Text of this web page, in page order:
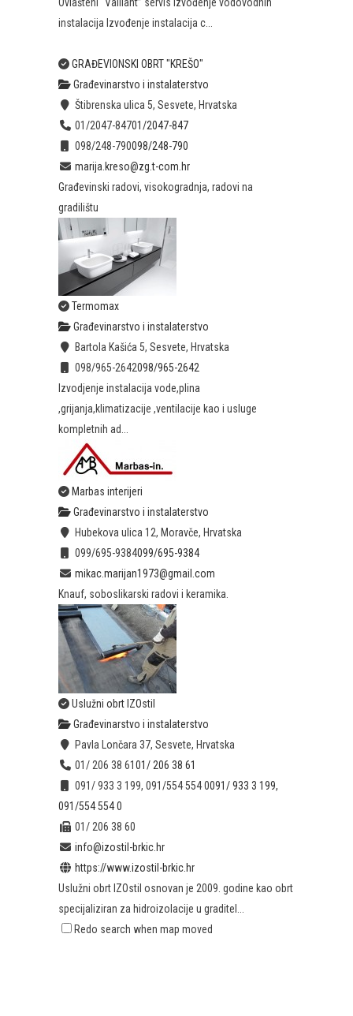
Ovlašteni “Vaillant” servis Izvođenje vodovodnih
instalacija Izvođenje instalacija c...
GRAĐEVIONSKI OBRT "KREŠO"
Građevinarstvo i instalaterstvo
Štibrenska ulica 5, Sesvete, Hrvatska
01/2047-84701/2047-847
098/248-790098/248-790
marija.kreso@zg.t-com.hr
Građevinski radovi, visokogradnja, radovi na
gradilištu
Termomax
Građevinarstvo i instalaterstvo
Bartola Kašića 5, Sesvete, Hrvatska
098/965-2642098/965-2642
Izvodjenje instalacija vode,plina
,grijanja,klimatizacije ,ventilacije kao i usluge
kompletnih ad...
Marbas interijeri
Građevinarstvo i instalaterstvo
Hubekova ulica 12, Moravče, Hrvatska
099/695-9384099/695-9384
mikac.marijan1973@gmail.com
Knauf, soboslikarski radovi i keramika.
Uslužni obrt IZOstil
Građevinarstvo i instalaterstvo
Pavla Lončara 37, Sesvete, Hrvatska
01/ 206 38 6101/ 206 38 61
091/ 933 3 199, 091/554 554 0091/ 933 3 199,
091/554 554 0
01/ 206 38 60
info@izostil-brkic.hr
https://www.izostil-brkic.hr
Uslužni obrt IZOstil osnovan je 2009. godine kao obrt
specijaliziran za hidroizolacije u graditel...
Redo search when map moved